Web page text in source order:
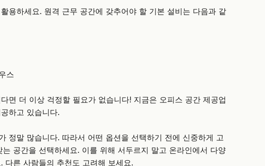
용하세요. 원격 근무 공간에 갖추어야 할 기본 설비는 다음과 같
스
면 더 이상 걱정할 필요가 없습니다! 지금은 오피스 공간 제공업
하고 있습니다.
정말 많습니다. 따라서 어떤 옵션을 선택하기 전에 신중하게 고
공간을 선택하세요. 이를 위해 서두르지 말고 온라인에서 다양
다른 사람들의 추천도 고려해 보세요.